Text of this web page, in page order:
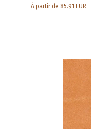
À partir de 85.91 EUR